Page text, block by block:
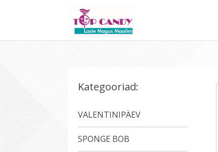
Kategooriad:
VALENTINIPÄEV
SPONGE BOB